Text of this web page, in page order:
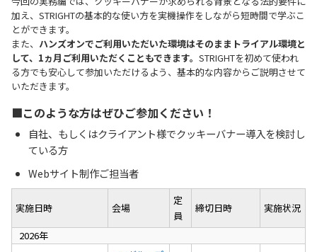
加え、STRIGHTの基本的な使い方を実機操作をしながら短時間で学ぶこ
とができます。
また、 ハンズオンでご利用いただいた環境はそのままトライアル環境と
して、1ヵ月ご利用いただくこともできます。 STRIGHTを初めて使われ
る方でも安心して参加いただけるよう、基本的な内容からご説明させて
いただきます。
■このような方はぜひご参加ください！
自社、もしくはクライアント様でクッキーバナー導入を検討し
ている方
Webサイト制作ご担当者
実施日時 会場
定
員
締切日時 実施状況
2026年